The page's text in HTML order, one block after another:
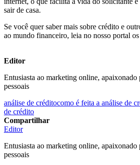
sair de casa.
Se você quer saber mais sobre crédito e
ao mundo financeiro, leia no nosso portal
Editor
Entusiasta ao marketing online, apaixonado
pessoais
análise de créditocomo é feita a análise de
de crédito
Compartilhar
Editor
Entusiasta ao marketing online, apaixonado
pessoais